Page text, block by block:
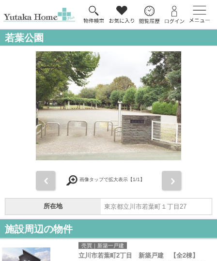
若葉公園
画像タップで拡大表示【1/1】
所在地 東京都立川市若葉町１丁目27
施設周辺の物件
売買｜新築一戸建
立川市若葉町2丁目 新築戸建 【全2棟】